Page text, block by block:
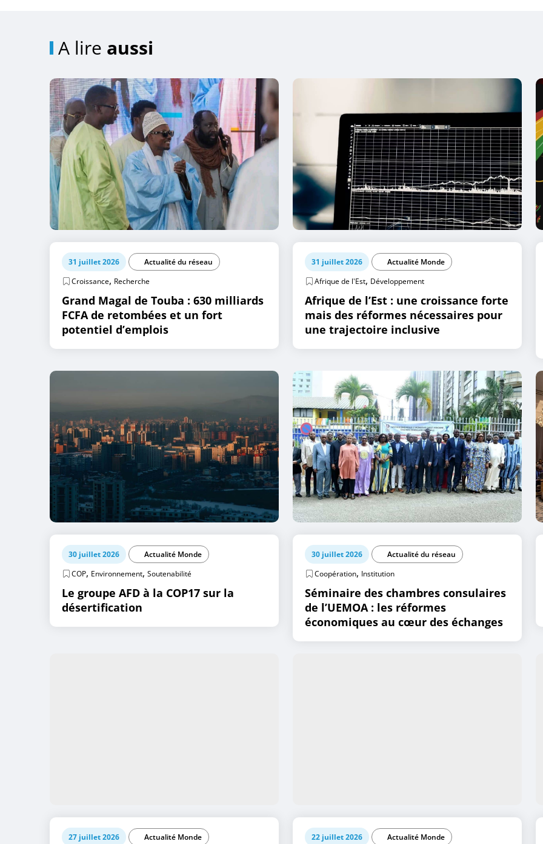
A lire aussi
31 juillet 2026
Actualité du réseau
Croissance, Recherche
Grand Magal de Touba : 630 milliards
FCFA de retombées et un fort
potentiel d’emplois
31 juillet 2026
Actualité Monde
Afrique de l'Est, Développement
Afrique de l’Est : une croissance forte
mais des réformes nécessaires pour
une trajectoire inclusive
30 juillet 2026
Actualité Monde
COP, Environnement, Soutenabilité
Le groupe AFD à la COP17 sur la
désertification
30 juillet 2026
Actualité du réseau
Coopération, Institution
Séminaire des chambres consulaires
de l’UEMOA : les réformes
économiques au cœur des échanges
27 juillet 2026 Actualité Monde 22 juillet 2026 Actualité Monde